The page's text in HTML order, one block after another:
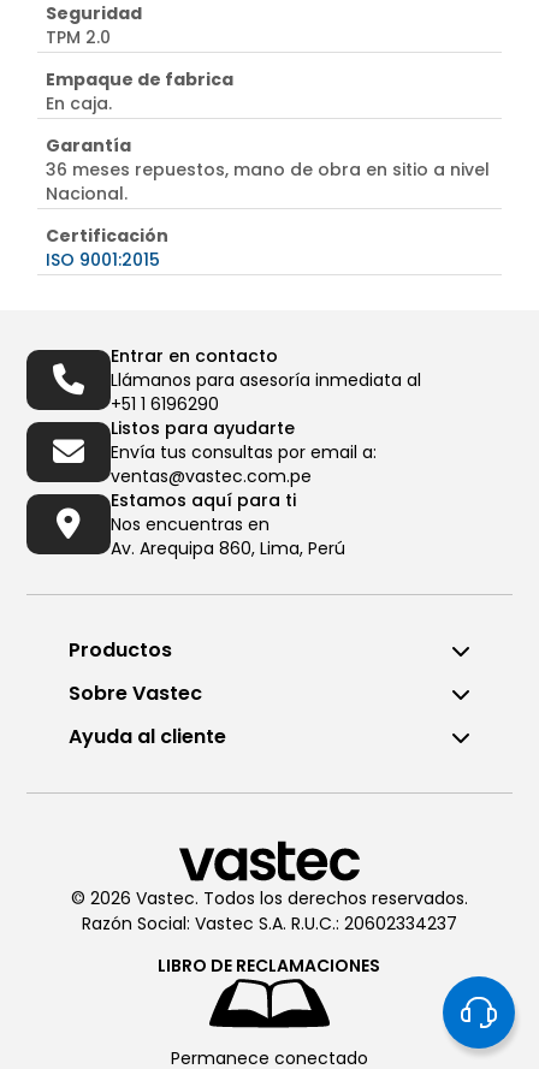
Seguridad
TPM 2.0
Empaque de fabrica
En caja.
Garantía
36 meses repuestos, mano de obra en sitio a nivel
Nacional.
Certificación
ISO 9001:2015
De Lunes a Viernes de 8:00am
a 6:00pm
Chatea conVastec
De Lunes a Viernes de 8:00am
a 6:00pm
Entrar en contacto
Llámanos para asesoría inmediata al
+51 1 6196290
Listos para ayudarte
Envía tus consultas por email a:
ventas@vastec.com.pe
Estamos aquí para ti
Nos encuentras en
Av. Arequipa 860, Lima, Perú
Productos
Sobre Vastec
Ayuda al cliente
© 2026 Vastec. Todos los derechos reservados.
Razón Social: Vastec S.A. R.U.C.: 20602334237
LIBRO DE RECLAMACIONES
Permanece conectado